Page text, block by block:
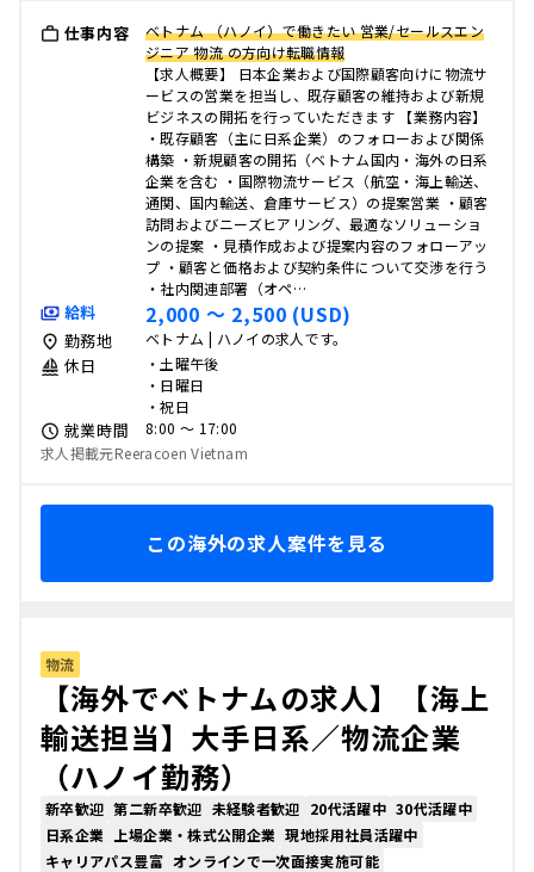
仕事内容
ベトナム （ハノイ）で働きたい 営業/セールスエン
ジニア 物流 の方向け転職情報
【求人概要】 日本企業および国際顧客向けに物流サ
ービスの営業を担当し、既存顧客の維持および新規
ビジネスの開拓を行っていただきます 【業務内容】
・既存顧客（主に日系企業）のフォローおよび関係
構築 ・新規顧客の開拓（ベトナム国内・海外の日系
企業を含む ・国際物流サービス（航空・海上輸送、
通関、国内輸送、倉庫サービス）の提案営業 ・顧客
訪問およびニーズヒアリング、最適なソリューショ
ンの提案 ・見積作成および提案内容のフォローアッ
プ ・顧客と価格および契約条件について交渉を行う
・社内関連部署（オペ…
給料 2,000 〜 2,500 (USD)
勤務地 ベトナム | ハノイの求人です。
休日
・土曜午後
・日曜日
・祝日
就業時間
8:00 〜 17:00
求人掲載元Reeracoen Vietnam
この海外の求人案件を見る
物流
【海外でベトナムの求人】【海上
輸送担当】大手日系／物流企業
（ハノイ勤務）
新卒歓迎 第二新卒歓迎 未経験者歓迎 20代活躍中 30代活躍中
日系企業
上場企業・株式公開企業 現地採用社員活躍中
キャリアパス豊富 オンラインで一次面接実施可能